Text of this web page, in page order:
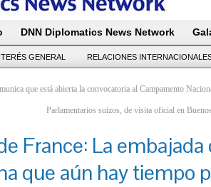
DNN Diplomatics News Network
GENERAL RELACIONES
que está abierta la convocatoria al Campamento
Parlamentarios suizos, de visita oficial en
France: La embajada
que aún hay tiempo